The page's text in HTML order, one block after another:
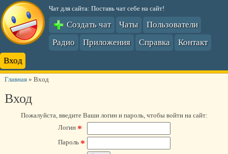
Чат для сайта: Поставь чат себе на сайт!
Создать чат Чаты
Пользователи
Радио
Приложения Справка
Контакт
Вход
Главная» Вход
Вход
Пожалуйста, введите Ваши логин и пароль, чтобы войти на сайт:
Логин *
Пароль *